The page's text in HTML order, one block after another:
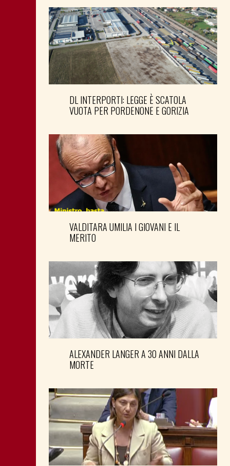
DL INTERPORTI: LEGGE È SCATOLA
VUOTA PER PORDENONE E GORIZIA
VALDITARA UMILIA I GIOVANI E IL
MERITO
ALEXANDER LANGER A 30 ANNI DALLA
MORTE